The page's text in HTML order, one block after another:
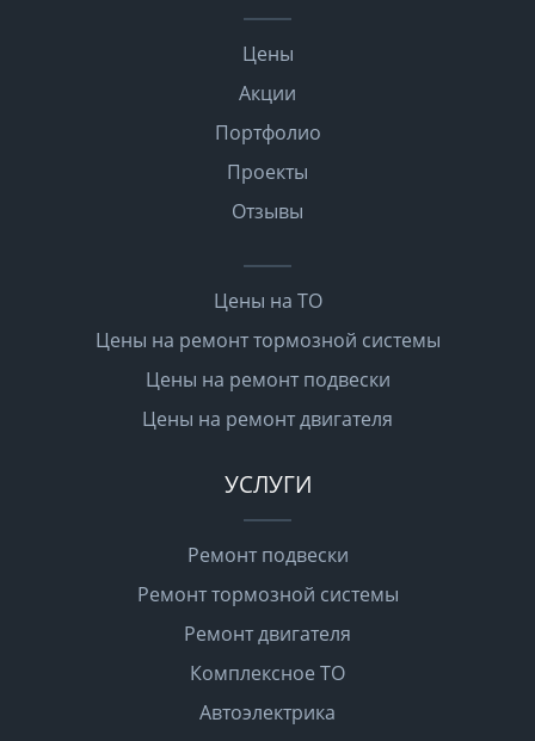
Цены
Акции
Портфолио
Проекты
Отзывы
Цены на ТО
Цены на ремонт тормозной системы
Цены на ремонт подвески
Цены на ремонт двигателя
УСЛУГИ
Ремонт подвески
Ремонт тормозной системы
Ремонт двигателя
Комплексное ТО
Автоэлектрика